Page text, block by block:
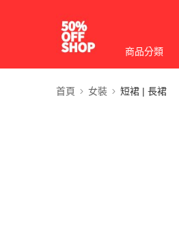
商品分類
首頁 女裝 短裙 | 長裙